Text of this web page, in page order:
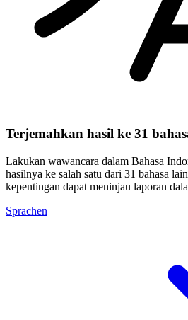
Terjemahkan hasil ke 31
Lakukan wawancara dalam Bahasa
hasilnya ke salah satu dari 31 bahasa
kepentingan dapat meninjau laporan
Sprachen